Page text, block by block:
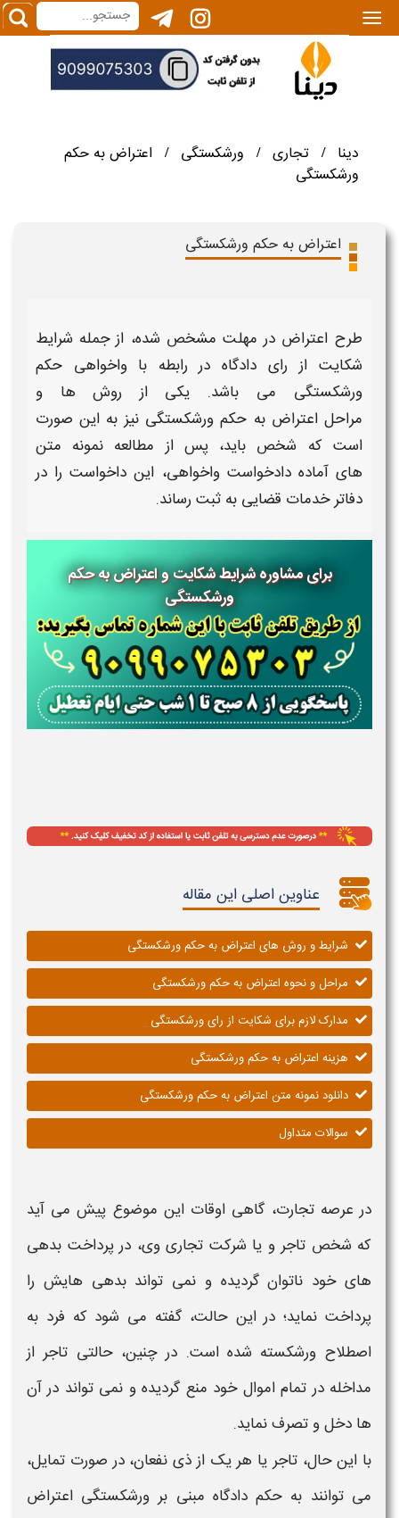
|||
دینا / تجاری / ورشکستگی /
اعتراض به حکم
ورشکستگی
اعتراض به حکم ورشکستگی
طرح اعتراض در مهلت مشخص شده، از جمله شرایط
شکایت از رای دادگاه در رابطه با واخواهی حکم
ورشکستگی می باشد. یکی از روش ها و
مراحل اعتراض به حکم ورشکستگی نیز به این صورت
است که شخص باید، پس از مطالعه نمونه متن
های آماده دادخواست واخواهی، این داخواست را در
دفاتر خدمات قضایی به ثبت رساند.
برای مشاوره شرایط شکایت و اعتراض به حکم
ورشکستگی
عناوین اصلی این مقاله
شرایط و روش های اعتراض به حکم ورشکستگی
مراحل و نحوه اعتراض به حکم ورشکستگی
مدارک لازم برای شکایت از رای ورشکستگی
هزینه اعتراض به حکم ورشکستگی
دانلود نمونه متن اعتراض به حکم ورشکستگی
سوالات متداول
در عرصه تجارت، گاهی اوقات این موضوع پیش می آید
که شخص تاجر و یا شرکت تجاری وی، در پرداخت بدهی
های خود ناتوان گردیده و نمی تواند بدهی هایش را
پرداخت نماید؛ در این حالت، گفته می شود که فرد به
اصطلاح ورشکسته شده است. در چنین، حالتی تاجر از
مداخله در تمام اموال خود منع گردیده و نمی تواند در آن
ها دخل و تصرف نماید.
با این حال، تاجر یا هر یک از ذی نفعان، در صورت تمایل،
می توانند به حکم دادگاه مبنی بر ورشکستگی اعتراض